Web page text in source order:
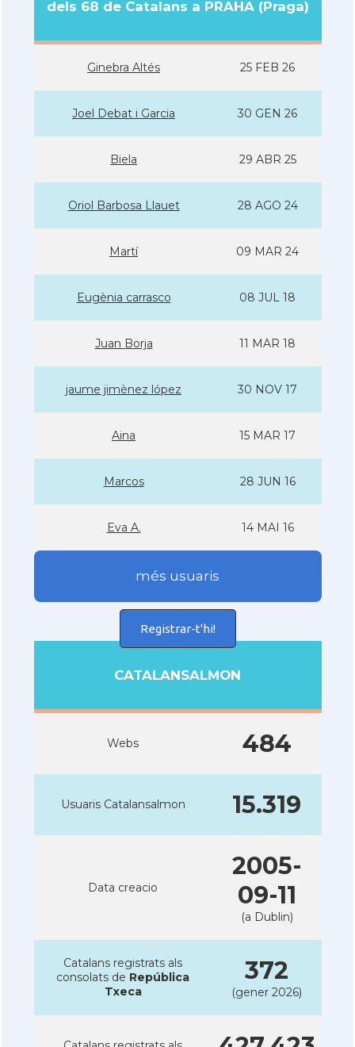
dels 68 de Catalans a PRAHA (Praga)
Ginebra Altés 25 FEB 26
Joel Debat i Garcia 30 GEN 26
Biela 29 ABR 25
Oriol Barbosa Llauet 28 AGO 24
Martí­ 09 MAR 24
Eugènia carrasco 08 JUL 18
Juan Borja 11 MAR 18
jaume jimènez lópez 30 NOV 17
Aina 15 MAR 17
Marcos 28 JUN 16
Eva A. 14 MAI 16
més usuaris
Registrar-t'hi!
CATALANSALMON
Webs 484
Usuaris Catalansalmon 15.319
Data creacio
2005-
09-11
(a Dublin)
Catalans registrats als
consolats de República
Txeca
372
(gener 2026)